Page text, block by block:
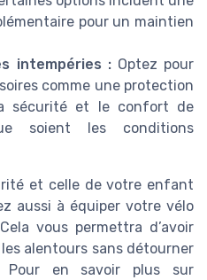
pour un maintien
intempéries :Optez pour
comme une protection
sécurité et le confort de
soient les conditions
et celle de votre enfant
aussi à équiper votre vélo
vous permettra d’avoir
alentours sans détourner
en savoir plus sur